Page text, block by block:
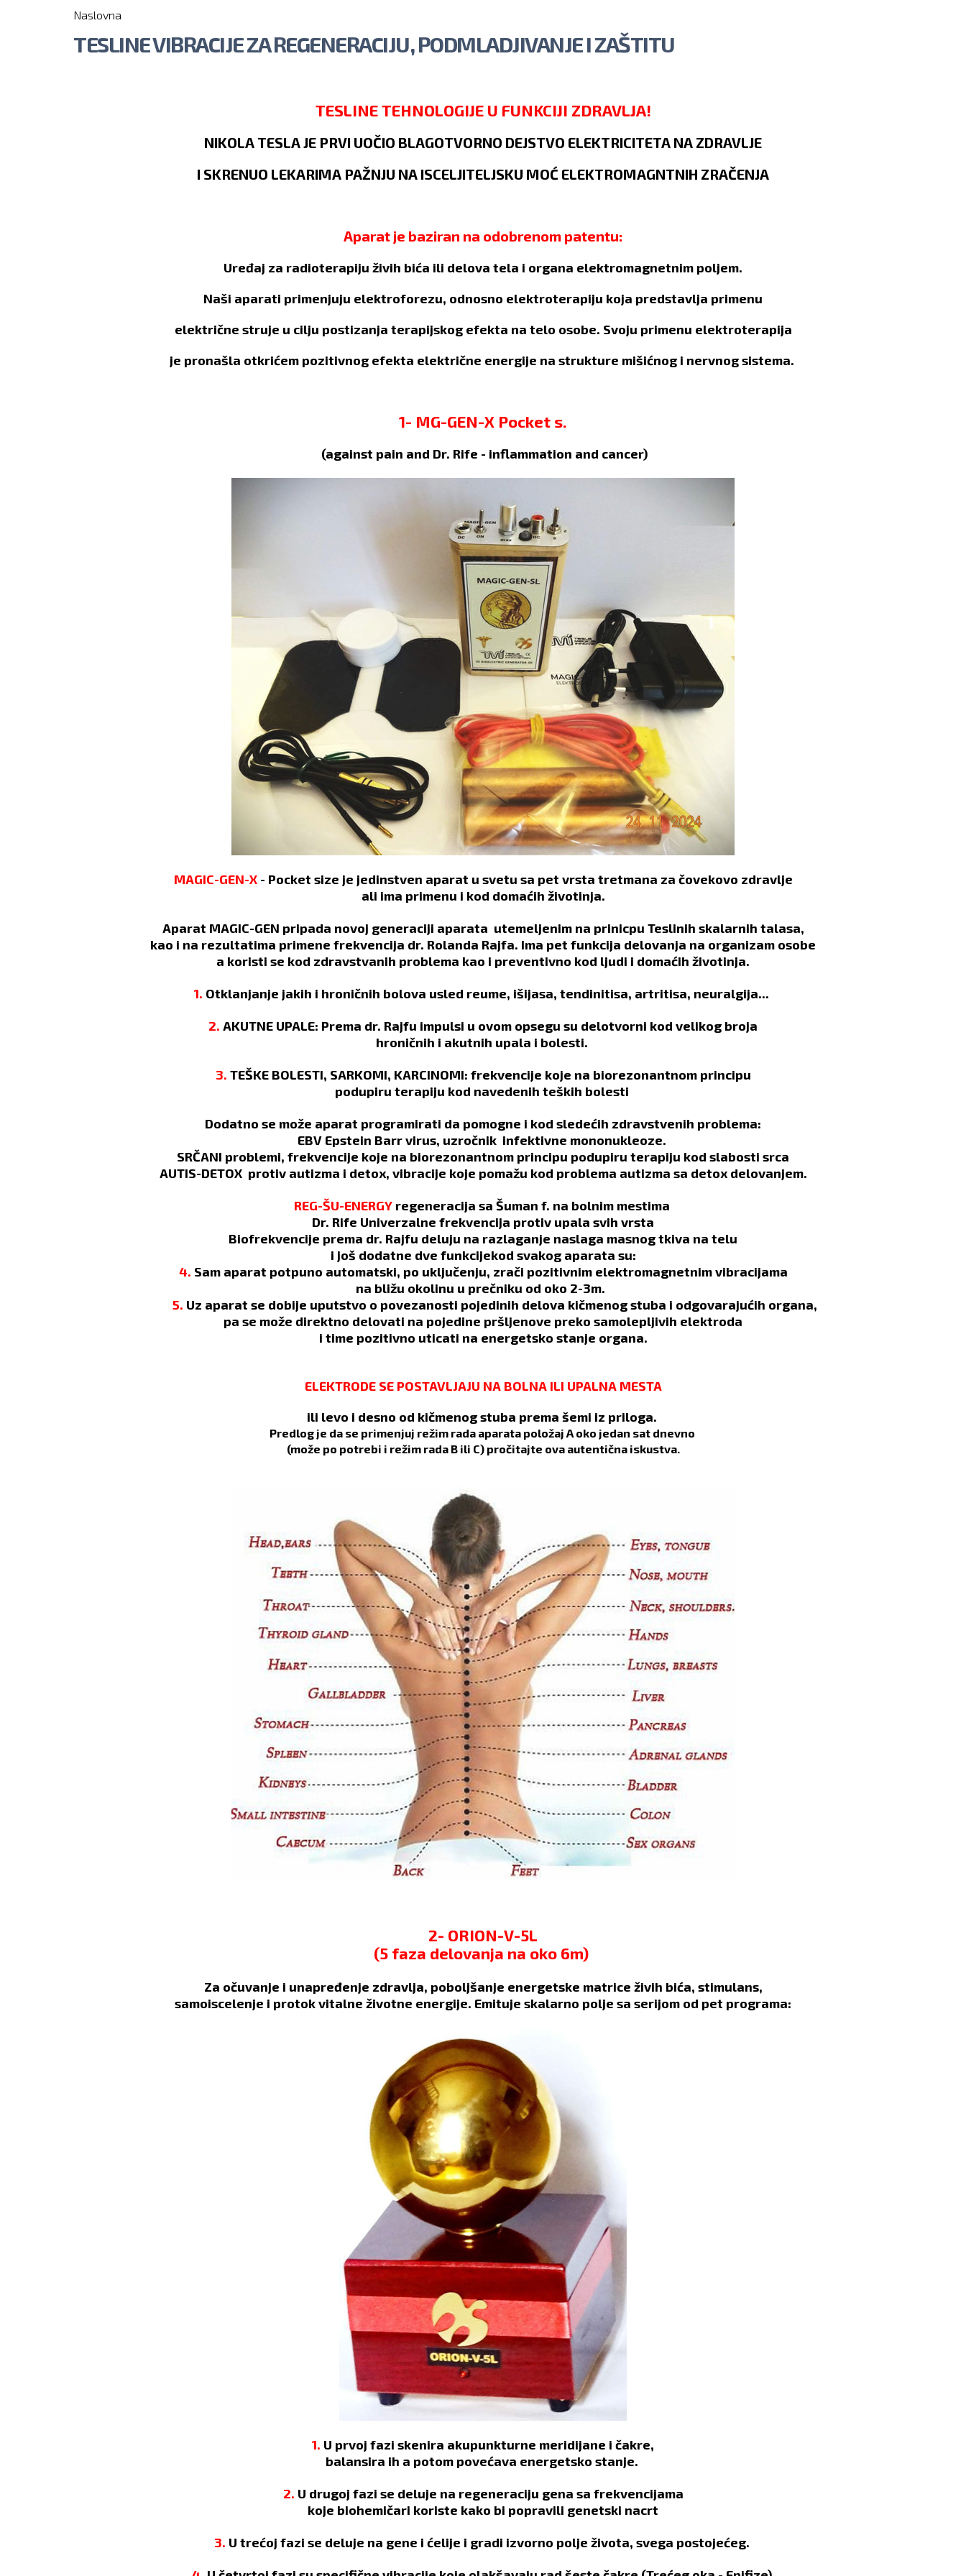
content
You are here
Naslovna
TESLINE VIBRACIJE ZA REGENERACIJU, PODMLADJIVANJE I ZAŠTITU
TESLINE TEHNOLOGIJE U FUNKCIJI ZDRAVLJA!
NIKOLA TESLA JE PRVI UOČIO BLAGOTVORNO DEJSTVO ELEKTRICITETA NA ZDRAVLJE
I SKRENUO LEKARIMA PAŽNJU NA ISCELJITELJSKU MOĆ ELEKTROMAGNTNIH ZRAČENJA
Aparat je baziran na odobrenom patentu:
Uređaj za radioterapiju živih bića ili delova tela i organa elektromagnetnim poljem.
Naši aparati primenjuju elektroforezu, odnosno elektroterapiju koja predstavlja primenu
električne struje u cilju postizanja terapijskog efekta na telo osobe. Svoju primenu elektroterapija
je pronašla otkrićem pozitivnog efekta električne energije na strukture mišićnog i nervnog sistema.
1- MG-GEN-X Pocket s.
(against pain and Dr. Rife - inflammation and cancer)
MAGIC-GEN-X- Pocket size je jedinstven aparat u svetu sa pet vrsta tretmana za čovekovo zdravlje
ali ima primenu i kod domaćih životinja.
Aparat MAGIC-GEN pripada novoj generaciji aparata utemeljenim na prinicpu Teslinih skalarnih talasa,
kao i na rezultatima primene frekvencija dr. Rolanda Rajfa. Ima pet funkcija delovanja na organizam osobe
a koristi se kod zdravstvanih problema kao i preventivno kod ljudi i domaćih životinja.
1. Otklanjanje jakih i hroničnih bolova usled reume, išijasa, tendinitisa, artritisa, neuralgija...
2. AKUTNE UPALE: Prema dr. Rajfu impulsi u ovom opsegu su delotvorni kod velikog broja
hroničnih i akutnih upala i bolesti.
3. TEŠKE BOLESTI, SARKOMI, KARCINOMI: frekvencije koje na biorezonantnom principu
podupiru terapiju kod navedenih teških bolesti
Dodatno se može aparat programirati da pomogne i kod sledećih zdravstvenih problema:
EBV Epstein Barr virus, uzročnik infektivne mononukleoze.
SRČANI problemi, frekvencije koje na biorezonantnom principu podupiru terapiju kod slabosti srca
AUTIS-DETOX protiv autizma i detox, vibracije koje pomažu kod problema autizma sa detox delovanjem.
REG-ŠU-ENERGYregeneracija sa Šuman f. na bolnim mestima
Dr. Rife Univerzalne frekvencija protiv upala svih vrsta
Biofrekvencije prema dr. Rajfu deluju na razlaganje naslaga masnog tkiva na telu
i još dodatne dve funkcijekod svakog aparata su:
4. Sam aparat potpuno automatski, po uključenju, zrači pozitivnim elektromagnetnim vibracijama
na bližu okolinu u prečniku od oko 2-3m.
5. Uz aparat se dobije uputstvo o povezanosti pojedinih delova kičmenog stuba i odgovarajućih organa,
pa se može direktno delovati na pojedine pršljenove preko samolepljivih elektroda
i time pozitivno uticati na energetsko stanje organa.
ELEKTRODE SE POSTAVLJAJU NA BOLNA ILI UPALNA MESTA
ili levo i desno od kičmenog stuba prema šemi iz priloga.
Predlog je da se primenjuj režim rada aparata položaj A oko jedan sat dnevno
(može po potrebi i režim rada B ili C) pročitajte ova autentična iskustva.
2- ORION-V-5L
(5 faza delovanja na oko 6m)
Za očuvanje i unapređenje zdravlja, poboljšanje energetske matrice živih bića, stimulans,
samoiscelenje i protok vitalne životne energije. Emituje skalarno polje sa serijom od pet programa:
1. U prvoj fazi skenira akupunkturne meridijane i čakre,
balansira ih a potom povećava energetsko stanje.
2. U drugoj fazi se deluje na regeneraciju gena sa frekvencijama
koje biohemičari koriste kako bi popravili genetski nacrt
3. U trećoj fazi se deluje na gene i ćelije i gradi izvorno polje života, svega postojećeg.